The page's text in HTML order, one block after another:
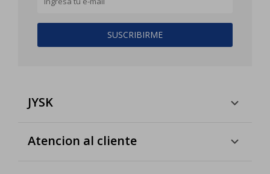
SUSCRIBIRME
JYSK
Atencion al cliente